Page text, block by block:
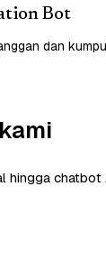
Bot
dan
hingga chatbot